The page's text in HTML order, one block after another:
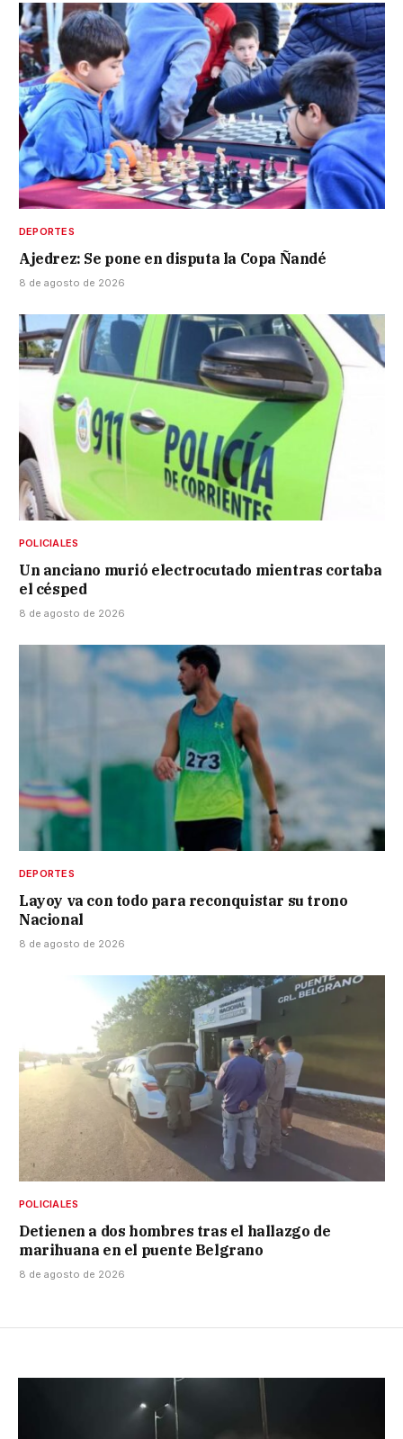
DEPORTES
Ajedrez: Se pone en disputa la Copa Ñandé
8 de agosto de 2026
POLICIALES
Un anciano murió electrocutado mientras cortaba
el césped
8 de agosto de 2026
DEPORTES
Layoy va con todo para reconquistar su trono
Nacional
8 de agosto de 2026
POLICIALES
Detienen a dos hombres tras el hallazgo de
marihuana en el puente Belgrano
8 de agosto de 2026